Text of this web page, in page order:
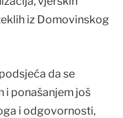
iz Domovinskog
da se
i ponašanjem još
i odgovornosti,